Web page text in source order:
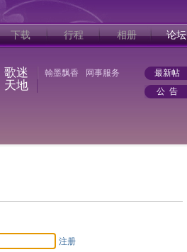
下载 行程 相册 论坛
歌迷
天地
翰墨飘香 网事服务 最新帖
公 告
注册